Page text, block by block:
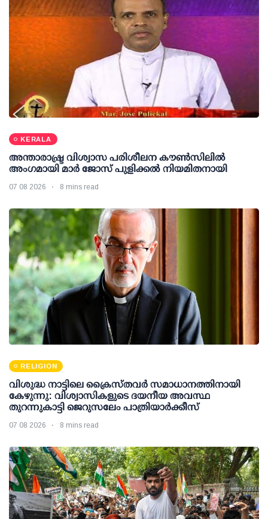
KERALA
അന്താരാഷ്ട്ര വിശ്വാസ പരിശീലന കൗണ്‍സിലില്‍
അംഗമായി മാര്‍ ജോസ് പുളിക്കല്‍ നിയമിതനായി
07 08 2026 8 mins read
RELIGION
വിശുദ്ധ നാട്ടിലെ ക്രൈസ്തവർ സമാധാനത്തിനായി
കേഴുന്നു: വിശ്വാസികളുടെ ദയനീയ അവസ്ഥ
തുറന്നുകാട്ടി ജെറുസലേം പാത്രിയാർക്കീസ്
07 08 2026 8 mins read